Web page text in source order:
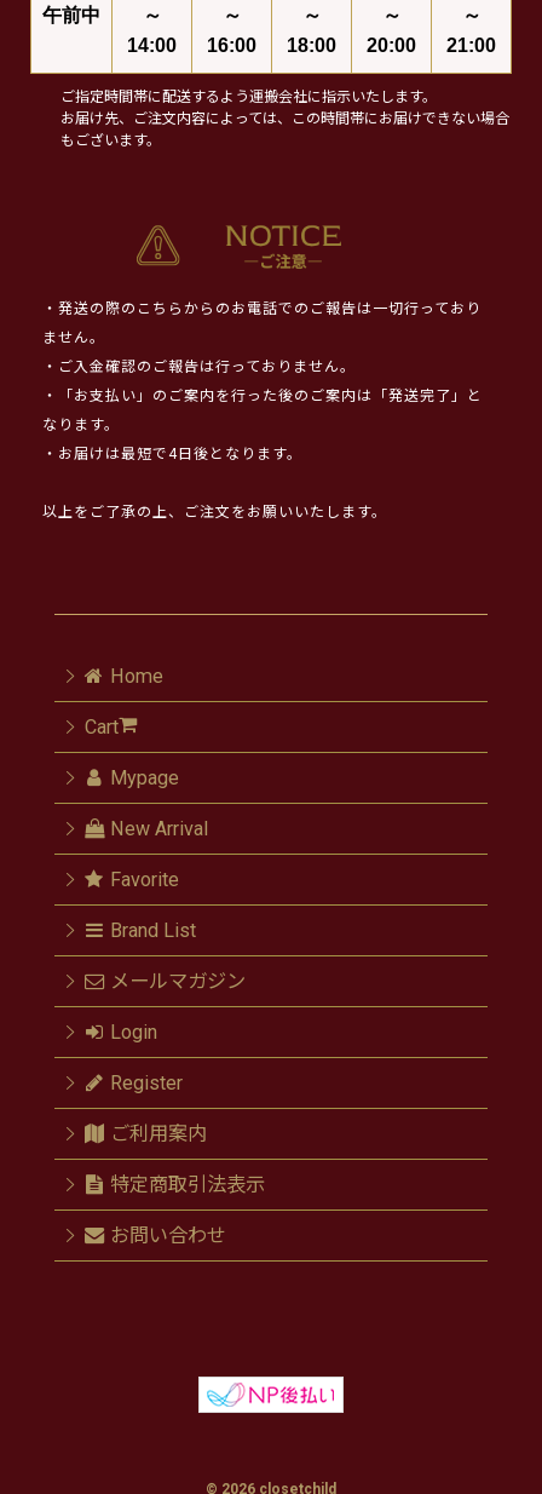
午前中
～
14:00
～
16:00
～
18:00
～
20:00
～
21:00
ご指定時間帯に配送するよう運搬会社に指示いたします。
お届け先、ご注文内容によっては、この時間帯にお届けできない場合
もございます。
・発送の際のこちらからのお電話でのご報告は一切行っており
ません。
・ご入金確認のご報告は行っておりません。
・「お支払い」のご案内を行った後のご案内は「発送完了」と
なります。
・お届けは最短で4日後となります。
以上をご了承の上、ご注文をお願いいたします。
Home
Cart
Mypage
New Arrival
Favorite
Brand List
メールマガジン
Login
Register
ご利用案内
特定商取引法表示
お問い合わせ
© 2026 closetchild